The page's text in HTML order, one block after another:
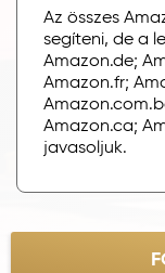
Az összes
segíteni, de a
Amazon.de;
Amazon.fr;
Amazon.ca;
javasoljuk.